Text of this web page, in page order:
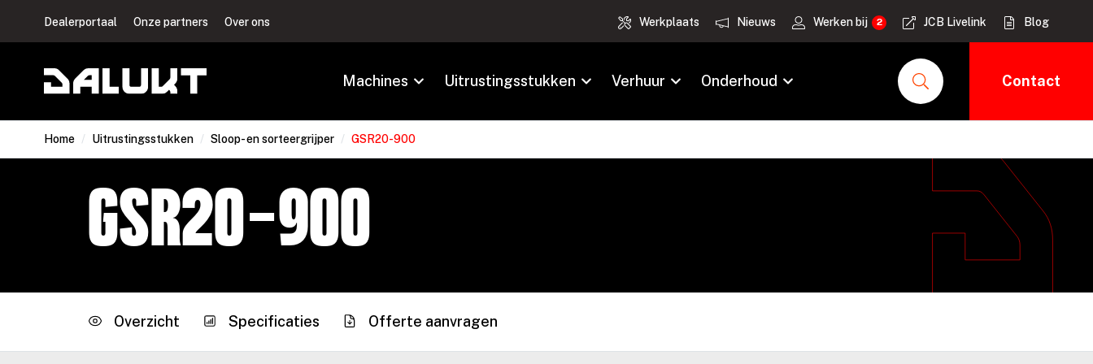
Dealerportaal Onze partners Over ons Werkplaats Nieuws Werken bij JCB Livelink Blog
Machines Uitrustingsstukken Verhuur Onderhoud Contact
Home / Uitrustingsstukken / Sloop- en sorteergrijper / GSR20-900
GSR20-900
Overzicht Specificaties Offerte aanvragen